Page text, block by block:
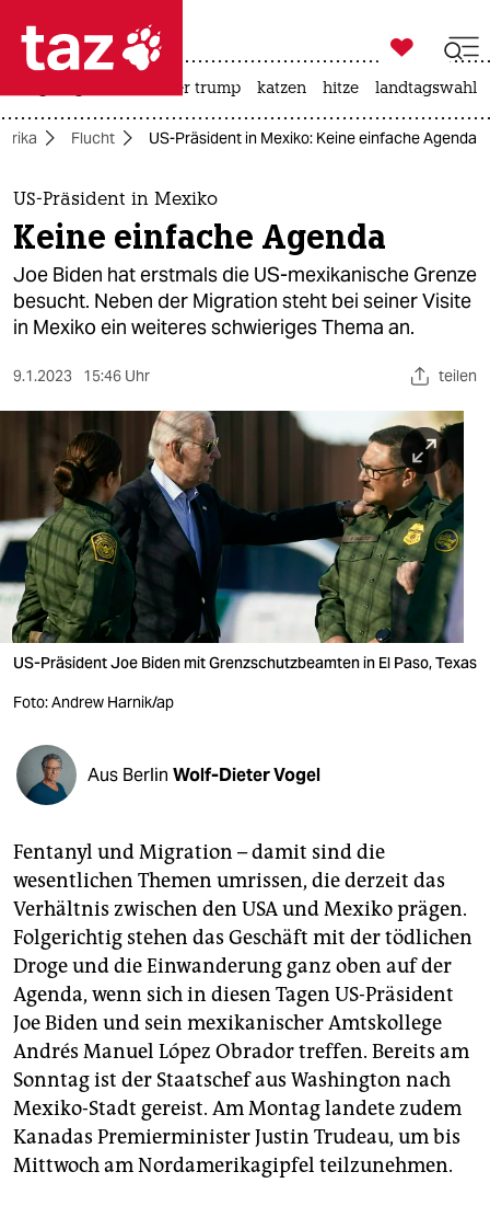
 taz zahl ich
taz zahl ich
themen
politik
öko
sport
berlin
nord
wahrheit
verlag
shop
fragen & hilfe
unterstützen
abo
genossenschaft
epaper login

taz zahl ich
usa unter trump katzen hitze landtagswahl
Flucht US-Präsident in Mexiko: Keine einfache Agenda
US-Präsident in Mexiko
Keine einfache Agenda
Joe Biden hat erstmals die US-mexikanische Grenze
besucht. Neben der Migration steht bei seiner Visite
in Mexiko ein weiteres schwieriges Thema an.
9.1.2023 15:46 Uhr teilen
US-Präsident Joe Biden mit Grenzschutzbeamten in El Paso, Texas
Foto: Andrew Harnik/ap
Aus Berlin Wolf-Dieter Vogel
Fentanyl und Migration – damit sind die
wesentlichen Themen umrissen, die derzeit das
Verhältnis zwischen den USA und Mexiko prägen.
Folgerichtig stehen das Geschäft mit der tödlichen
Droge und die Einwanderung ganz oben auf der
Agenda, wenn sich in diesen Tagen US-Präsident
Joe Biden und sein mexikanischer Amtskollege
Andrés Manuel López Obrador treffen. Bereits am
Sonntag ist der Staatschef aus Washington nach
Mexiko-Stadt gereist. Am Montag landete zudem
Kanadas Premierminister Justin Trudeau, um bis
Mittwoch am Nordamerikagipfel teilzunehmen.